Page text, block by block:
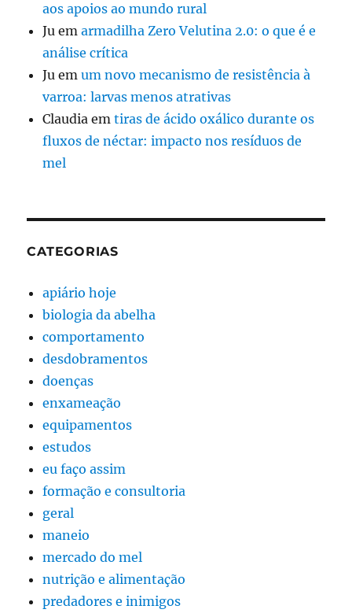
aos apoios ao mundo rural
Ju emarmadilha Zero Velutina 2.0: o que é e
análise crítica
Ju emum novo mecanismo de resistência à
varroa: larvas menos atrativas
Claudia emtiras de ácido oxálico durante os
fluxos de néctar: impacto nos resíduos de
mel
CATEGORIAS
apiário hoje
biologia da abelha
comportamento
desdobramentos
doenças
enxameação
equipamentos
estudos
eu faço assim
formação e consultoria
geral
maneio
mercado do mel
nutrição e alimentação
predadores e inimigos